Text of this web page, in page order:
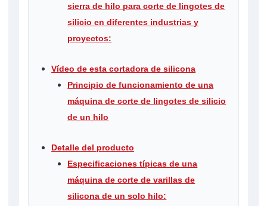
sierra de hilo para corte de lingotes de
silicio en diferentes industrias y
proyectos:
Vídeo de esta cortadora de silicona
Principio de funcionamiento de una
máquina de corte de lingotes de silicio
de un hilo
Detalle del producto
Especificaciones típicas de una
máquina de corte de varillas de
silicona de un solo hilo: